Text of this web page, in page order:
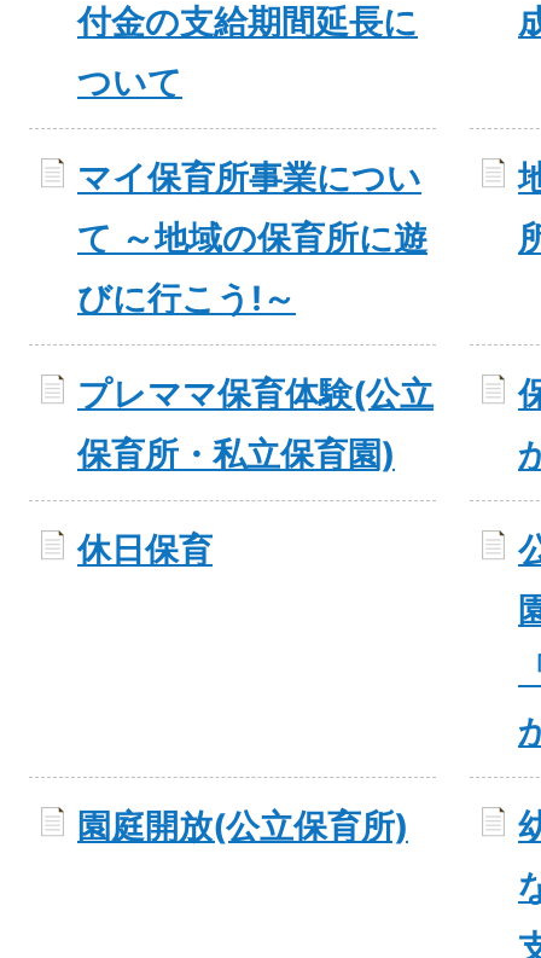
付金の支給期間延長に
ついて
マイ保育所事業につい
て ～地域の保育所に遊
びに行こう!～
プレママ保育体験(公立
保育所・私立保育園)
休日保育
園庭開放(公立保育所)